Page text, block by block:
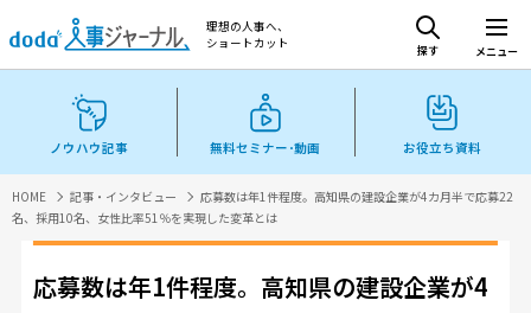
理想の人事へ、
ショートカット
探す メニュー
ノウハウ記事 無料セミナー･動画 お役立ち資料
HOME 記事・インタビュー
応募数は年1件程度。高知県の建設企業が4カ月半で応募22
名、採用10名、女性比率51％を実現した変革とは
応募数は年1件程度。高知県の建設企業が4